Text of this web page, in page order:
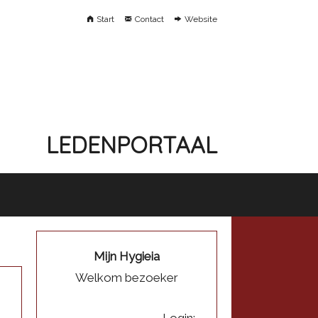
Start Contact Website
LEDENPORTAAL
Mijn Hygieia
Welkom bezoeker